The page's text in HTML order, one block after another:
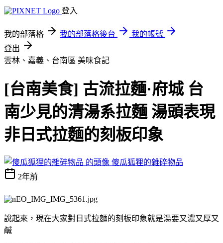
登入
我的部落格 我的部落格後台
我的帳號
登出
雲林、嘉義、台南區 美味食記
[台南美食] 古流拉麵·府城 台
南少見的清湯系拉麵 湯頭表現
非日式拉麵的刻板印象
傻瓜狐狸的雜碎物品
2年前
說起來，現在大家對日式拉麵的刻板印象就是湯要又濃又厚又
鹹